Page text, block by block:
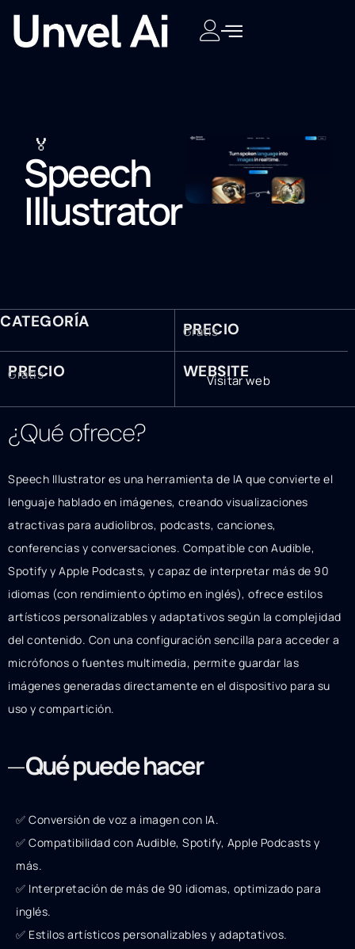
🏅
Speech
Illustrator
CATEGORÍA PRECIO
Gratis
PRECIO
Gratis WEBSITE
Visitar web
¿Qué ofrece?
Speech Illustrator es una herramienta de IA que convierte el
lenguaje hablado en imágenes, creando visualizaciones
atractivas para audiolibros, podcasts, canciones,
conferencias y conversaciones. Compatible con Audible,
Spotify y Apple Podcasts, y capaz de interpretar más de 90
idiomas (con rendimiento óptimo en inglés), ofrece estilos
artísticos personalizables y adaptativos según la complejidad
del contenido. Con una configuración sencilla para acceder a
micrófonos o fuentes multimedia, permite guardar las
imágenes generadas directamente en el dispositivo para su
uso y compartición.
Qué puede hacer
✅ Conversión de voz a imagen con IA.
✅ Compatibilidad con Audible, Spotify, Apple Podcasts y
más.
✅ Interpretación de más de 90 idiomas, optimizado para
inglés.
✅ Estilos artísticos personalizables y adaptativos.